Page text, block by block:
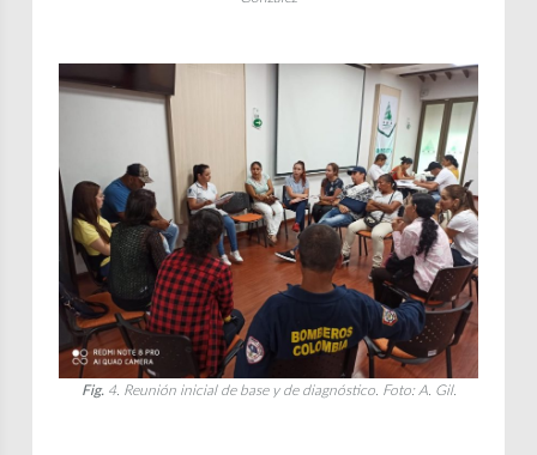
Fig. 4. Reunión inicial de base y de diagnóstico. Foto: A. Gil.